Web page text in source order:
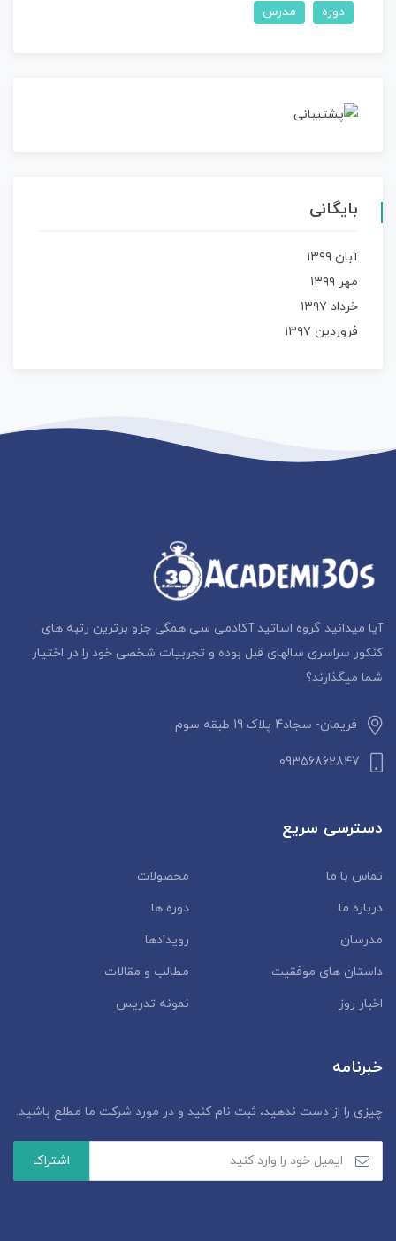
دوره مدرس
بایگانی
آبان ۱۳۹۹
مهر ۱۳۹۹
خرداد ۱۳۹۷
فروردین ۱۳۹۷
آیا میدانید گروه اساتید آکادمی سی همگی جزو برترین رتبه های
کنکور سراسری سالهای قبل بوده و تجربیات شخصی خود را در اختیار
شما میگذارند؟
فریمان- سجاد4 پلاک 19 طبقه سوم
09356862847
دسترسی سریع
تماس با ما
محصولات
درباره ما
دوره ها
مدرسان
رویدادها
داستان‌ های موفقیت
مطالب و مقالات
اخبار روز
نمونه تدریس
خبرنامه
چیزی را از دست ندهید، ثبت نام کنید و در مورد شرکت ما مطلع باشید.